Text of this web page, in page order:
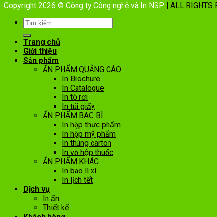
Copyright 2026 © Công ty Công nghệ và In NSP | ALL RIGHTS
Trang chủ
Giới thiệu
Sản phẩm
ẤN PHẨM QUẢNG CÁO
In Brochure
In Catalogue
In tờ rơi
In túi giấy
ẤN PHẨM BAO BÌ
In hộp thực phẩm
In hộp mỹ phẩm
In thùng carton
In vỏ hộp thuốc
ẤN PHẨM KHÁC
In bao lì xì
In lịch tết
Dịch vụ
In ấn
Thiết kế